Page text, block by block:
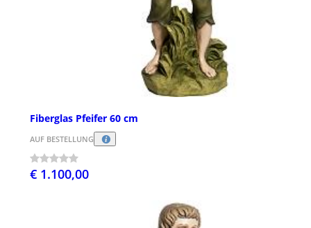
Fiberglas Pfeifer 60 cm
AUF BESTELLUNG
€ 1.100,00